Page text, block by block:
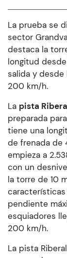
La prueba se
sector
destaca la
longitud
salida y desde
200 km/h.
La pista
preparada
tiene una
de frenada de
empieza a
con un
la torre de 10
pendiente
esquiadores
200 km/h.
La pista